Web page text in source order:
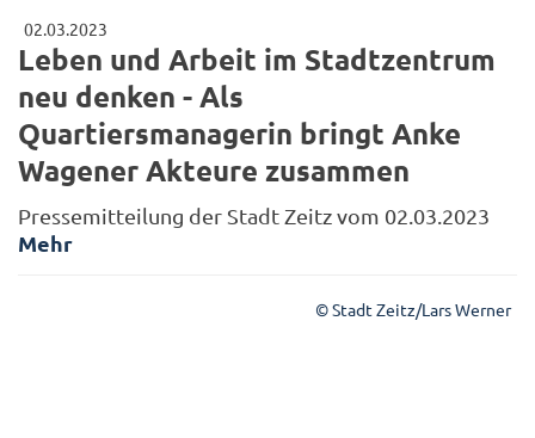
02.03.2023
Leben und Arbeit im Stadtzentrum
neu denken - Als
Quartiersmanagerin bringt Anke
Wagener Akteure zusammen
Pressemitteilung der Stadt Zeitz vom 02.03.2023
Mehr
© Stadt Zeitz/Lars Werner